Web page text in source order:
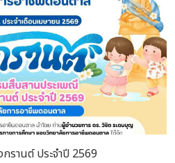
รานต์ ประจำปี 2569